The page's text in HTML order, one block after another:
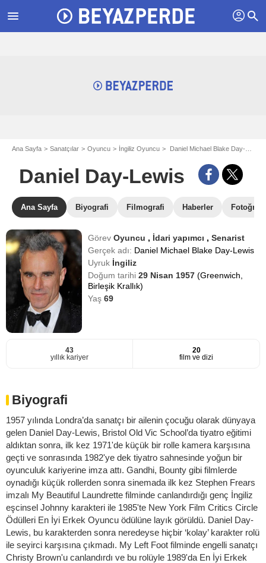
menu profil search
Ana Sayfa Sanatçılar Oyuncu İngiliz Oyuncu Daniel Michael Blake Day-Lewis - aka Daniel Day-Lewis
Daniel Day-Lewis
Ana Sayfa Biyografi Filmografi Haberler
GörevOyuncu , İdari yapımcı ,Senarist
Gerçek adı: Daniel Michael Blake Day-Lewis
Uyruk İngiliz
Doğum tarihi29 Nisan 1957(Greenwich,
Birleşik Krallık)
Yaş69
43
yıllık kariyer
20
film ve dizi
Biyografi
1957 yılında Londra’da sanatçı bir ailenin çocuğu olarak dünyaya
gelen Daniel Day-Lewis, Bristol Old Vic School’da tiyatro eğitimi
aldıktan sonra, ilk kez 1971'de küçük bir rolle kamera karşısına
geçti ve sonrasında 1982'ye dek tiyatro sahnesinde yoğun bir
oyunculuk kariyerine imza attı. Gandhi, Bounty gibi filmlerde
oynadığı küçük rollerden sonra sinemada ilk kez Stephen Frears
imzalı My Beautiful Laundrette filminde canlandırdığı genç İngiliz
eşcinsel Johnny karakteri ile 1985'te New York Film Critics Circle
Ödülleri En İyi Erkek Oyuncu ödülüne layık görüldü. Daniel Day-
Lewis, bu karakterden sonra neredeyse hiçbir ‘kolay’ karakter rolü
ile seyirci karşısına çıkmadı. My Left Foot filminde engelli sanatçı
Christy Brown'u canlandırdı ve bu rolüyle 1989'da En İyi Erkek